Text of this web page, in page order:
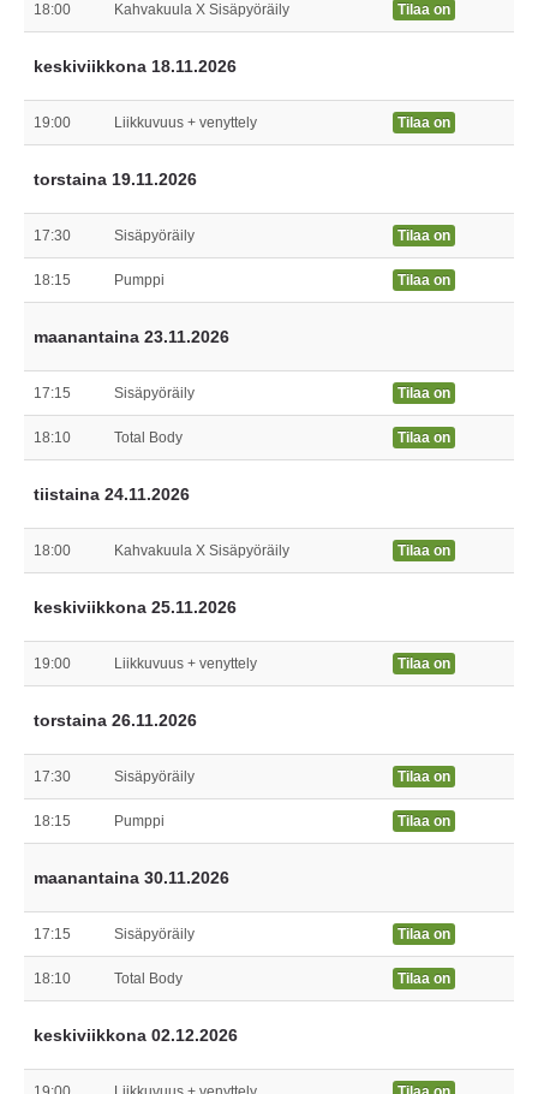
18:00 Kahvakuula X Sisäpyöräily Tilaa on
keskiviikkona 18.11.2026
19:00 Liikkuvuus + venyttely Tilaa on
torstaina 19.11.2026
17:30 Sisäpyöräily Tilaa on
18:15 Pumppi Tilaa on
maanantaina 23.11.2026
17:15 Sisäpyöräily Tilaa on
18:10 Total Body Tilaa on
tiistaina 24.11.2026
18:00 Kahvakuula X Sisäpyöräily Tilaa on
keskiviikkona 25.11.2026
19:00 Liikkuvuus + venyttely Tilaa on
torstaina 26.11.2026
17:30 Sisäpyöräily Tilaa on
18:15 Pumppi Tilaa on
maanantaina 30.11.2026
17:15 Sisäpyöräily Tilaa on
18:10 Total Body Tilaa on
keskiviikkona 02.12.2026